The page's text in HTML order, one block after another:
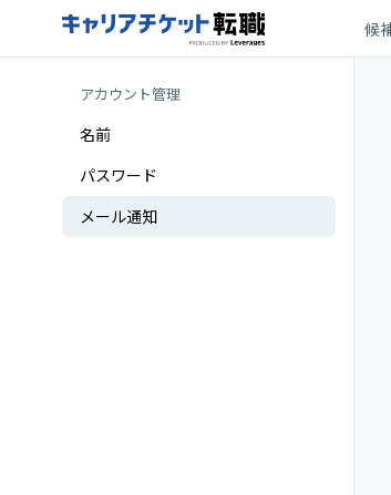
候
アカウント管理
名前
パスワード
メール通知